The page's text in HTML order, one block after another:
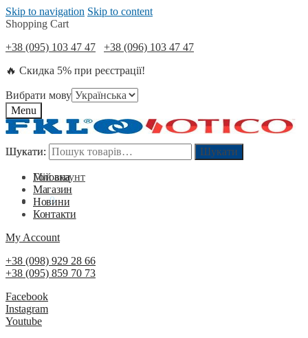
Skip to navigation Skip to content
Shopping Cart
+38 (095) 103 47 47
+38 (096) 103 47 47
🔥 Скидка 5% при реєстрації!
Вибрати мову
Menu
Шукати: Шукати
Мій акаунт
0₴ 0
Шукати: Шукати
Головна
Магазин
Новини
Контакти
My Account
+38 (098) 929 28 66
+38 (095) 859 70 73
Facebook
Instagram
Youtube